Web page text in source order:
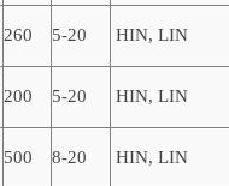
260 5-20 HIN, LIN
200 5-20 HIN, LIN
500 8-20 HIN, LIN